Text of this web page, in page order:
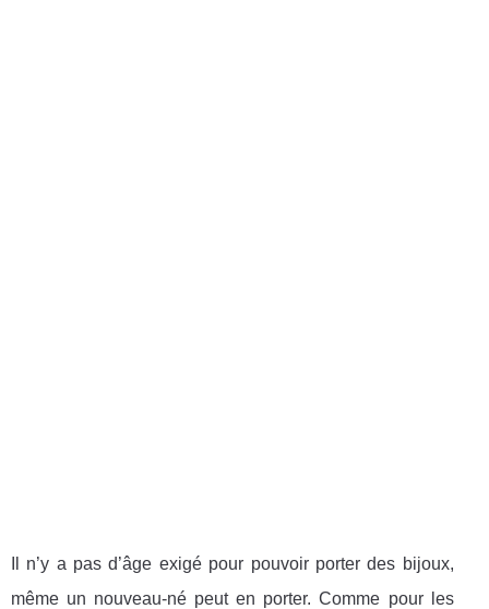
Il n’y a pas d’âge exigé pour pouvoir porter des bijoux,
même un nouveau-né peut en porter. Comme pour les